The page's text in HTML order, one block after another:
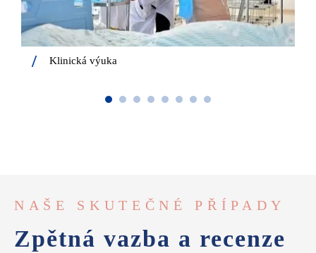
Klinická výuka
NAŠE SKUTEČNÉ PŘÍPADY
Zpětná vazba a recenze